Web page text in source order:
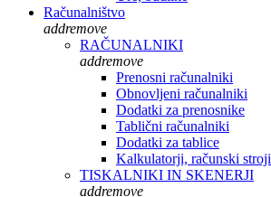
Računalništvo
addremove
RAČUNALNIKI
addremove
Prenosni računalniki
Obnovljeni računalniki
Dodatki za prenosnike
Tablični računalniki
Dodatki za tablice
Kalkulatorji, računski stroji
TISKALNIKI IN SKENERJI
addremove